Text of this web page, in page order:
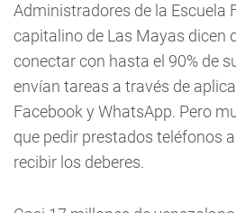
Administradores de la Escuela
capitalino de Las Mayas dicen
conectar con hasta el 90% de
envían tareas a través de
Facebook y WhatsApp. Pero
que pedir prestados teléfonos
recibir los deberes.